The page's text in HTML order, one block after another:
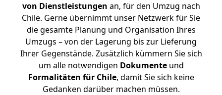
von Dienstleistungen an, für den Umzug nach
Chile. Gerne übernimmt unser Netzwerk für Sie
die gesamte Planung und Organisation Ihres
Umzugs – von der Lagerung bis zur Lieferung
Ihrer Gegenstände. Zusätzlich kümmern Sie sich
um alle notwendigen Dokumenteund
Formalitäten für Chile, damit Sie sich keine
Gedanken darüber machen müssen.